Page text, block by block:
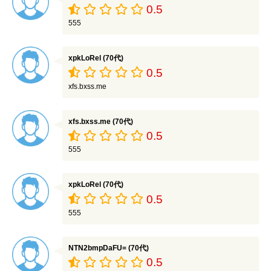
0.5
555
xpkLoRel (70代)
0.5
xfs.bxss.me
xfs.bxss.me (70代)
0.5
555
xpkLoRel (70代)
0.5
555
NTN2bmpDaFU= (70代)
0.5